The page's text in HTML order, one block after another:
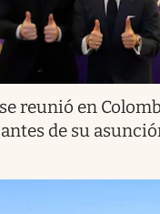
reunió en
de su